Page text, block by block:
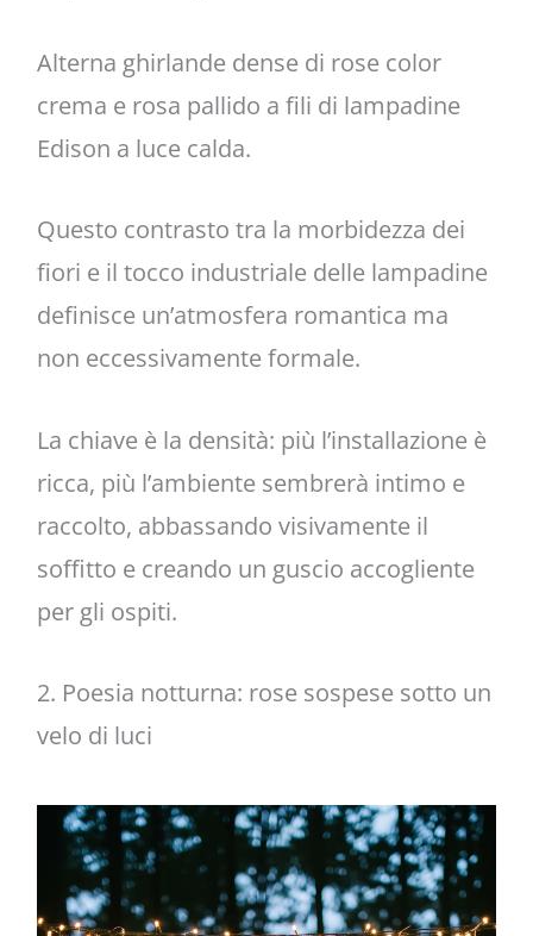
Alterna ghirlande dense di rose color
crema e rosa pallido a fili di lampadine
Edison a luce calda.
Questo contrasto tra la morbidezza dei
fiori e il tocco industriale delle lampadine
definisce un’atmosfera romantica ma
non eccessivamente formale.
La chiave è la densità: più l’installazione è
ricca, più l’ambiente sembrerà intimo e
raccolto, abbassando visivamente il
soffitto e creando un guscio accogliente
per gli ospiti.
2. Poesia notturna: rose sospese sotto un
velo di luci